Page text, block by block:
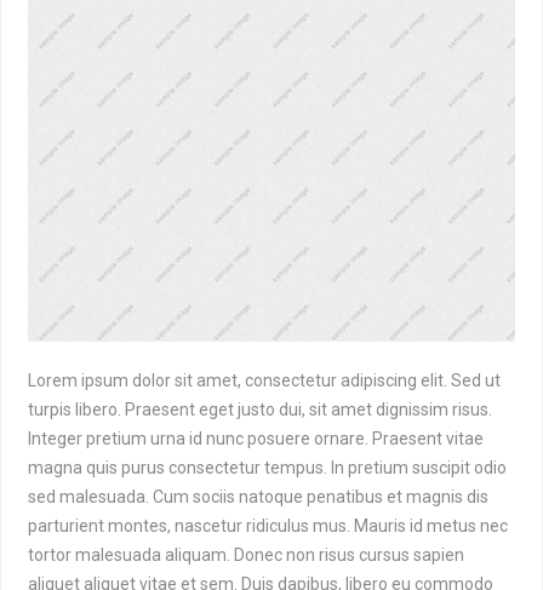
Lorem ipsum dolor sit amet, consectetur adipiscing elit. Sed ut
turpis libero. Praesent eget justo dui, sit amet dignissim risus.
Integer pretium urna id nunc posuere ornare. Praesent vitae
magna quis purus consectetur tempus. In pretium suscipit odio
sed malesuada. Cum sociis natoque penatibus et magnis dis
parturient montes, nascetur ridiculus mus. Mauris id metus nec
tortor malesuada aliquam. Donec non risus cursus sapien
aliquet aliquet vitae et sem. Duis dapibus, libero eu commodo